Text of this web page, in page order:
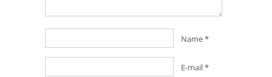
Name*
E-mail*